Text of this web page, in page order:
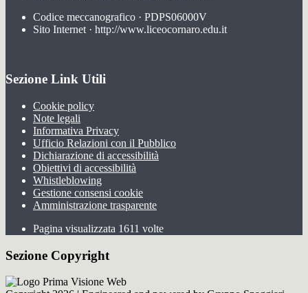
Codice meccanografico · PDPS06000V
Sito Internet · http://www.liceocornaro.edu.it
Sezione Link Utili
Cookie policy
Note legali
Informativa Privacy
Ufficio Relazioni con il Pubblico
Dichiarazione di accessibilità
Obiettivi di accessibilità
Whistleblowing
Gestione consensi cookie
Amministrazione trasparente
Pagina visualizzata 1611 volte
Sezione Copyright